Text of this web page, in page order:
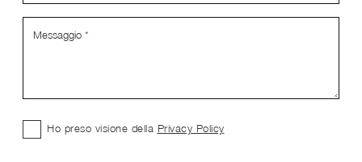
Ho preso visione della Privacy Policy